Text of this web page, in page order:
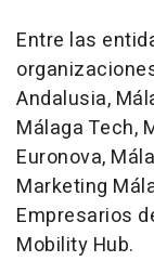
Entre las
Andalusia,
Málaga Tech,
Euronova,
Marketing
Empresarios
Mobility Hub.